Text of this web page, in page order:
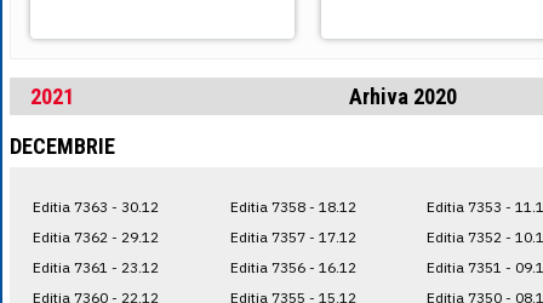
2021
Arhiva 2020
DECEMBRIE
Editia 7363 - 30.12
Editia 7362 - 29.12
Editia 7361 - 23.12
Editia 7360 - 22.12
Editia 7358 - 18.12
Editia 7357 - 17.12
Editia 7356 - 16.12
Editia 7355 - 15.12
Editia 7353 -
Editia 7352 -
Editia 7351 -
Editia 7350 -